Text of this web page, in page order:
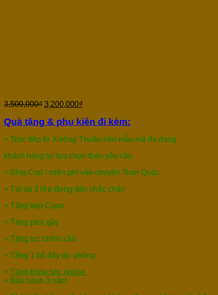
3,500,000₫ 3,200,000₫
Quà tặng & phụ kiện đi kèm:
+ Trực tiếp từ Xưởng Thuận nên mẫu mã đa dạng
khách hàng tự lựa chọn theo yêu cầu
+ Ship Cod / miễn phí vận chuyển Toàn Quốc
+ Túi da 3 lớp đựng đàn chắc chắn
+ Tặng kẹp Capo
+ Tặng pick gảy
+ Tặng lục chỉnh cần
+ Tặng 1 bộ dây dự phòng
+ Tặng khóa học online
+ Bảo hành 3 năm